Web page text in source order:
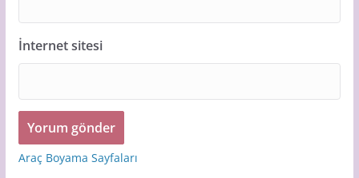
İnternet sitesi
Araç Boyama Sayfaları